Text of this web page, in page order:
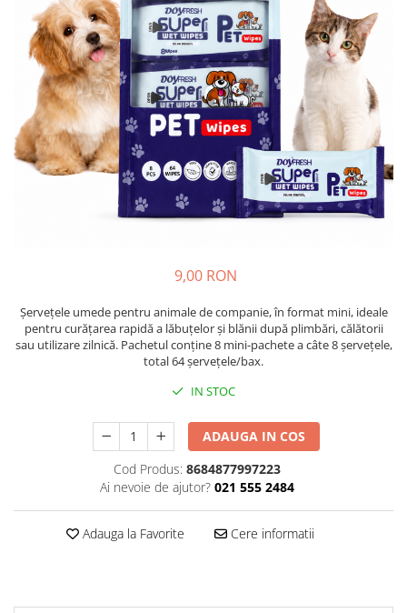
Insecticide
Dezinfectante
Absorbanti de Umiditate & Rezerve
Bioactivatori & Tratamente Fose
Septice
Manusi Protectie
Solutii curatare mobila
Ceaiuri
Cosmetice
Vopsea Par
Ingrijire Par
Ingrijire corp
Ingrijire maini
Ingrijire picioare
Igiena Orala
Make-up
Sare de baie
Servetele Umede
9,00 RON
Șervețele umede pentru animale de companie, în format mini, ideale
pentru curățarea rapidă a lăbuțelor și blănii după plimbări, călătorii
sau utilizare zilnică. Pachetul conține 8 mini-pachete a câte 8 șervețele,
total 64 șervețele/bax.
IN STOC
ADAUGA IN COS
Cod Produs: 8684877997223
Ai nevoie de ajutor? 021 555 2484
Adauga la Favorite Cere informatii